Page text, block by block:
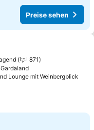
Preise sehen
hinzufügen
871
Lounge mit Weinbergblick